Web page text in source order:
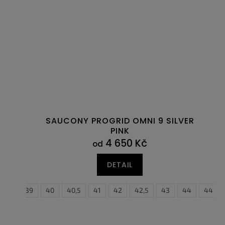
SAUCONY PROGRID OMNI 9 SILVER
PINK
od 4 650 Kč
DETAIL
39 40 40,5 41 42 42,5 43 44 44,5